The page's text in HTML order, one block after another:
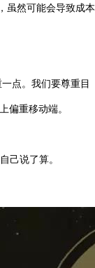
虽然可能会导致成本
点。我们要尊重目
偏重移动端。
说了算。